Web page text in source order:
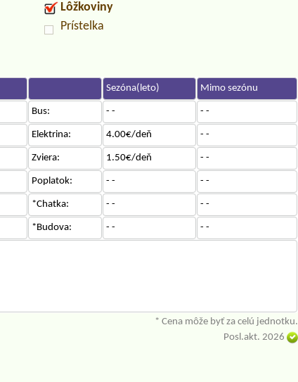
Lôžkoviny
Prístelka
Sezóna(leto) Mimo sezónu
Bus: - - - -
Elektrina: 4.00€/deň - -
Zviera: 1.50€/deň - -
Poplatok: - - - -
*Chatka: - - - -
*Budova: - - - -
* Cena môže byť za celú jednotku.
Posl.akt. 2026